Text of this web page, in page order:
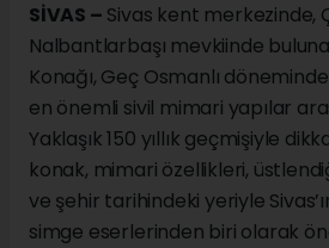
SİVAS – Sivas kent merkezinde,
Nalbantlarbaşı mevkiinde
Konağı, Geç Osmanlı
en önemli sivil mimari yapılar
Yaklaşık 150 yıllık geçmişiyle
konak, mimari özellikleri,
ve şehir tarihindeki yeriyle
simge eserlerinden biri olarak